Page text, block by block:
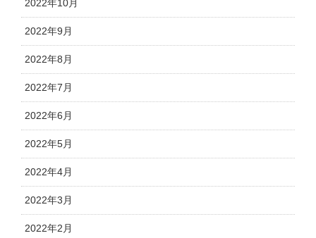
2022年10月
2022年9月
2022年8月
2022年7月
2022年6月
2022年5月
2022年4月
2022年3月
2022年2月